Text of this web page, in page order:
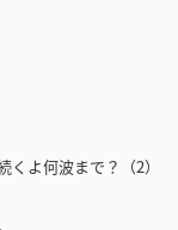
よ何波まで？（2）